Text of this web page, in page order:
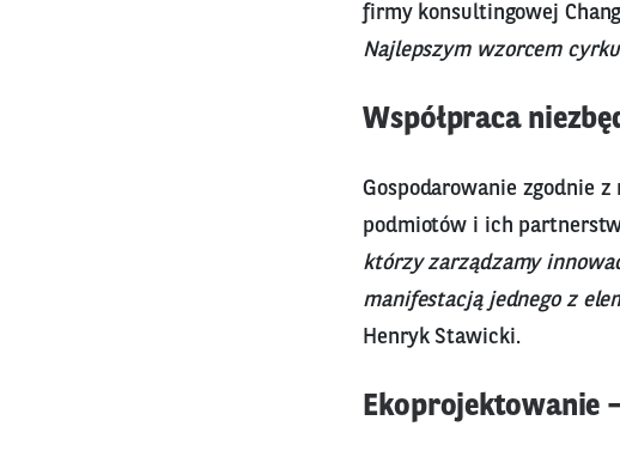
firmy konsultingowej
Najlepszym wzorcem
Współpraca
Gospodarowanie zgodnie
podmiotów i ich
którzy zarządzamy
manifestacją jednego z
Henryk Stawicki.
Ekoprojektowanie